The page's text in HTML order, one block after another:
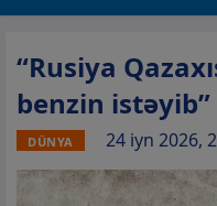
“Rusiya
benzin istəyib”
DÜNYA 24 iyn 2026,